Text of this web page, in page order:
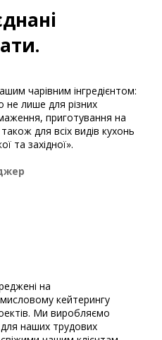
чарівним інгредієнтом:
не лише для різних
приготування на
для всіх видів кухонь
та західної».
на
кейтерингу
Ми виробляємо
наших трудових